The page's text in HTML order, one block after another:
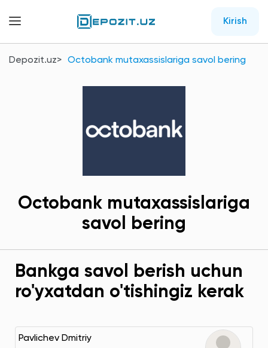
Kirish
Depozit.uz Octobank mutaxassislariga savol bering
Octobank mutaxassislariga
savol bering
Bankga savol berish uchun
ro'yxatdan o'tishingiz kerak
Pavlichev Dmitriy